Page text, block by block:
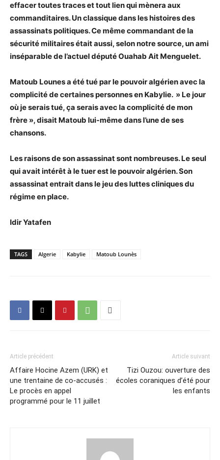
effacer toutes traces et tout lien qui mènera aux
commanditaires. Un classique dans les histoires des
assassinats politiques. Ce même commandant de la
sécurité militaires était aussi, selon notre source, un ami
inséparable de l’actuel député Ouahab Ait Menguelet.
Matoub Lounes a été tué par le pouvoir algérien avec la
complicité de certaines personnes en Kabylie. » Le jour
où je serais tué, ça serais avec la complicité de mon
frère », disait Matoub lui-même dans l’une de ses
chansons.
Les raisons de son assassinat sont nombreuses. Le seul
qui avait intérêt à le tuer est le pouvoir algérien. Son
assassinat entrait dans le jeu des luttes cliniques du
régime en place.
Idir Yatafen
TAGS Algerie Kabylie Matoub Lounès
Article précédent
Affaire Hocine Azem (URK) et
une trentaine de co-accusés :
Le procès en appel
programmé pour le 11 juillet
Article suivant
Tizi Ouzou: ouverture des
écoles coraniques d’été pour
les enfants